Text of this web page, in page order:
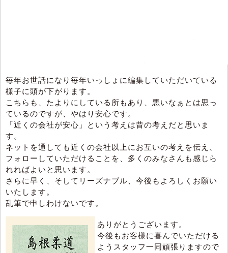
毎年お世話になり毎年いっしょに編集していただいている
様子に頭が下がります。
こちらも、たよりにしている所もあり、悪いなぁとは思っ
ているのですが、やはり安心です。
「近くの会社が安心」という考えは昔の考えだと思いま
す。
ネットを通しても近くの会社以上にお互いの考えを伝え、
フォローしていただけることを、多くのみなさんも感じら
れればよいと思います。
さらに早く、そしてリーズナブル、今後もよろしくお願い
いたします。
乱筆で申しわけないです。
ありがとうございます。
今後もお客様に喜んでいただける
ようスタッフ一同頑張りますので